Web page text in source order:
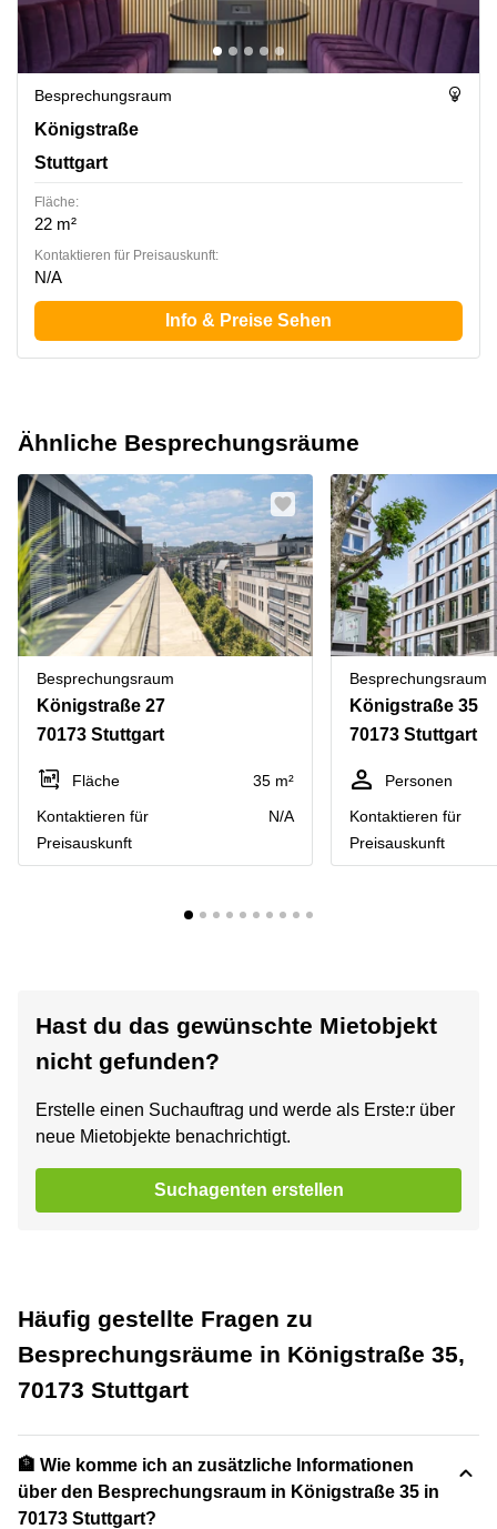
Besprechungsraum
Königstraße 35, Stuttgart
Königstraße
Stuttgart
Fläche:
22 m²
Kontaktieren für Preisauskunft:
N/A
Info & Preise Sehen
Ähnliche Besprechungsräume
Besprechungsraum
Königstraße 27
70173 Stuttgart
Fläche
35 m²
Kontaktieren für
Preisauskunft
N/A
Besprechungsraum
Königstraße 35
70173 Stuttgart
Personen
Kontaktieren für
Preisauskunft
Hast du das gewünschte Mietobjekt
nicht gefunden?
Erstelle einen Suchauftrag und werde als Erste:r über
neue Mietobjekte benachrichtigt.
Suchagenten erstellen
Häufig gestellte Fragen zu
Besprechungsräume in Königstraße 35,
70173 Stuttgart
🏦 Wie komme ich an zusätzliche Informationen
über den Besprechungsraum in Königstraße 35 in
70173 Stuttgart?